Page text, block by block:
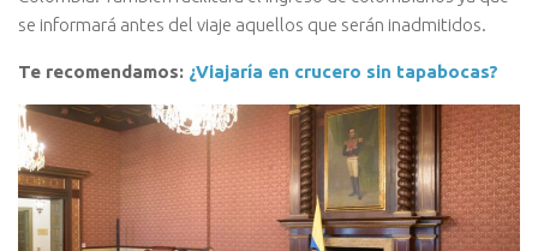
se informará antes del viaje aquellos que serán inadmitidos.
Te recomendamos: ¿Viajaría en crucero sin tapabocas?